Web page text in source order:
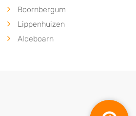
Boornbergum
Lippenhuizen
Aldeboarn